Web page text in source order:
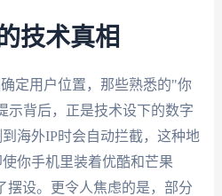
技术真相
定用户位置，那些熟悉的"你
示背后，正是技术设下的数字
海外IP时会自动拦截，这种地
你手机里装着优酷和芒果
摆设。更令人焦虑的是，部分